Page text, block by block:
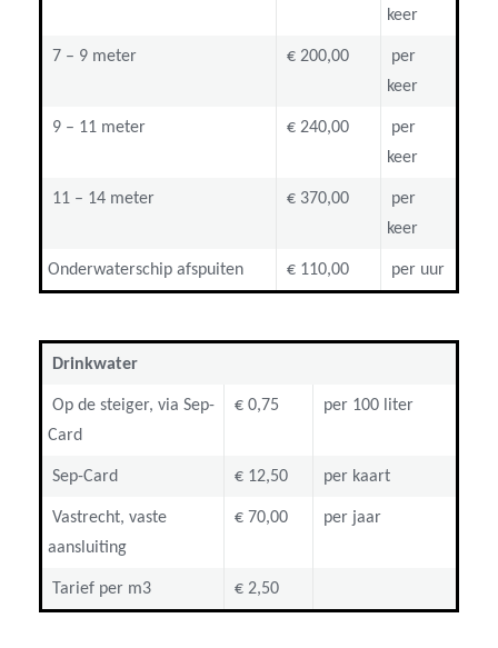
keer
7 – 9 meter € 200,00
per
keer
9 – 11 meter € 240,00
per
keer
11 – 14 meter € 370,00
per
keer
Onderwaterschip afspuiten € 110,00 per uur
Drinkwater
Op de steiger, via Sep-
Card
€ 0,75 per 100 liter
Sep-Card € 12,50 per kaart
Vastrecht, vaste
aansluiting
€ 70,00 per jaar
Tarief per m3 € 2,50